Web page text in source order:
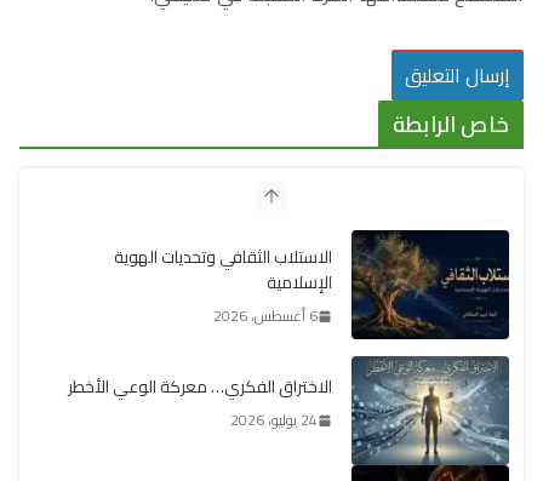
خاص الرابطة
الاستلاب الثقافي وتحديات الهوية
الإسلامية
6 أغسطس، 2026
الاختراق الفكري… معركة الوعي الأخطر
24 يوليو، 2026